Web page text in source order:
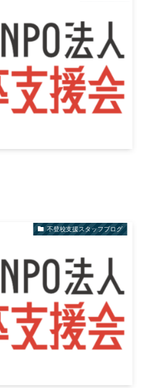
不登校支援スタッフブログ